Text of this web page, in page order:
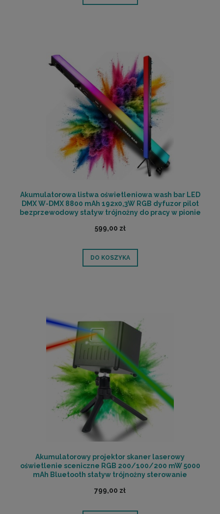
Akumulatorowa listwa oświetleniowa wash bar LED
DMX W-DMX 8800 mAh 192x0,3W RGB dyfuzor pilot
bezprzewodowy statyw trójnożny do pracy w pionie
RATY 0% | SALA ODSŁUCHOWA POZNAŃ
599,00 zł
DO KOSZYKA
Akumulatorowy projektor skaner laserowy
oświetlenie sceniczne RGB 200/100/200 mW 5000
mAh Bluetooth statyw trójnożny sterowanie
| SALA ODSŁUCHOWA POZNAŃ
799,00 zł